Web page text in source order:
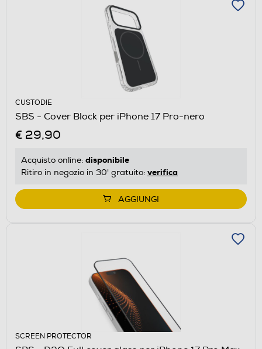
CUSTODIE
SBS - Cover Block per iPhone 17 Pro-nero
€ 29,90
Acquisto online: disponibile
Ritiro in negozio in 30' gratuito: verifica
AGGIUNGI
SCREEN PROTECTOR